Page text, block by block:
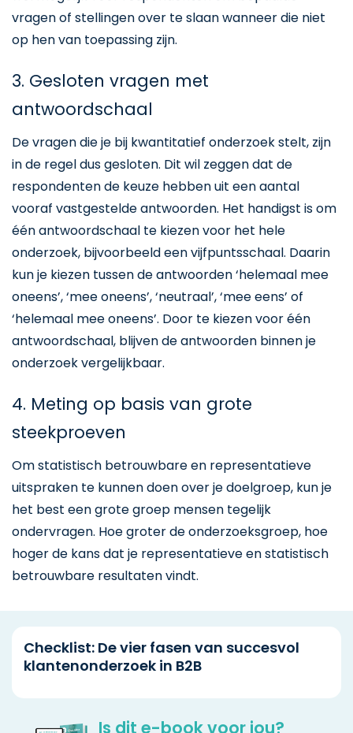
vragen of stellingen over te slaan wanneer die niet
op hen van toepassing zijn.
3. Gesloten vragen met
antwoordschaal
De vragen die je bij kwantitatief onderzoek stelt, zijn
in de regel dus gesloten. Dit wil zeggen dat de
respondenten de keuze hebben uit een aantal
vooraf vastgestelde antwoorden. Het handigst is om
één antwoordschaal te kiezen voor het hele
onderzoek, bijvoorbeeld een vijfpuntsschaal. Daarin
kun je kiezen tussen de antwoorden ‘helemaal mee
oneens’, ‘mee oneens’, ‘neutraal’, ‘mee eens’ of
‘helemaal mee oneens’. Door te kiezen voor één
antwoordschaal, blijven de antwoorden binnen je
onderzoek vergelijkbaar.
4. Meting op basis van grote
steekproeven
Om statistisch betrouwbare en representatieve
uitspraken te kunnen doen over je doelgroep, kun je
het best een grote groep mensen tegelijk
ondervragen. Hoe groter de onderzoeksgroep, hoe
hoger de kans dat je representatieve en statistisch
betrouwbare resultaten vindt.
Checklist: De vier fasen van succesvol
klantenonderzoek in B2B
Is dit e-book voor jou?